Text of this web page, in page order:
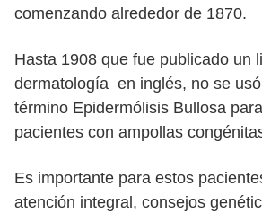
comenzando alrededor de 1870.
Hasta 1908 que fue publicado un
dermatología en inglés, no se usó
término Epidermólisis Bullosa
pacientes con ampollas
Es importante para estos
atención integral, consejos